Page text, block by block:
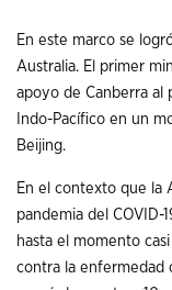
En este marco se
Australia. El primer
apoyo de Canberra al
Indo-Pacífico en un
Beijing.
En el contexto que la
pandemia del COVID-
hasta el momento
contra la enfermedad